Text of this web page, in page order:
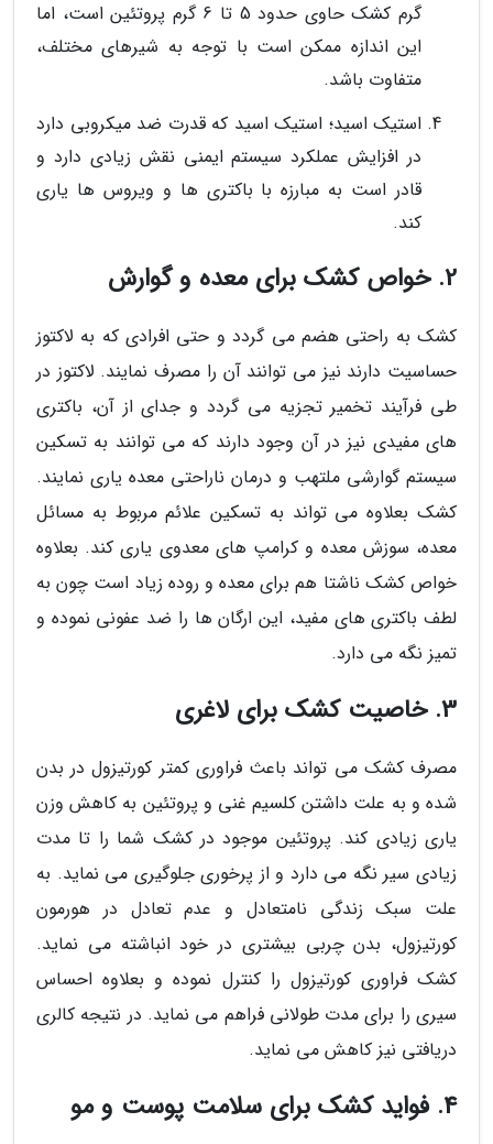
گرم کشک حاوی حدود 5 تا 6 گرم پروتئین است، اما
این اندازه ممکن است با توجه به شیرهای مختلف،
متفاوت باشد.
استیک اسید؛ استیک اسید که قدرت ضد میکروبی دارد
در افزایش عملکرد سیستم ایمنی نقش زیادی دارد و
قادر است به مبارزه با باکتری ها و ویروس ها یاری
کند.
2. خواص کشک برای معده و گوارش
کشک به راحتی هضم می گردد و حتی افرادی که به لاکتوز
حساسیت دارند نیز می توانند آن را مصرف نمایند. لاکتوز در
طی فرآیند تخمیر تجزیه می گردد و جدای از آن، باکتری
های مفیدی نیز در آن وجود دارند که می توانند به تسکین
سیستم گوارشی ملتهب و درمان ناراحتی معده یاری نمایند.
کشک بعلاوه می تواند به تسکین علائم مربوط به مسائل
معده، سوزش معده و کرامپ های معدوی یاری کند. بعلاوه
خواص کشک ناشتا هم برای معده و روده زیاد است چون به
لطف باکتری های مفید، این ارگان ها را ضد عفونی نموده و
تمیز نگه می دارد.
3. خاصیت کشک برای لاغری
مصرف کشک می تواند باعث فراوری کمتر کورتیزول در بدن
شده و به علت داشتن کلسیم غنی و پروتئین به کاهش وزن
یاری زیادی کند. پروتئین موجود در کشک شما را تا مدت
زیادی سیر نگه می دارد و از پرخوری جلوگیری می نماید. به
علت سبک زندگی نامتعادل و عدم تعادل در هورمون
کورتیزول، بدن چربی بیشتری در خود انباشته می نماید.
کشک فراوری کورتیزول را کنترل نموده و بعلاوه احساس
سیری را برای مدت طولانی فراهم می نماید. در نتیجه کالری
دریافتی نیز کاهش می نماید.
4. فواید کشک برای سلامت پوست و مو